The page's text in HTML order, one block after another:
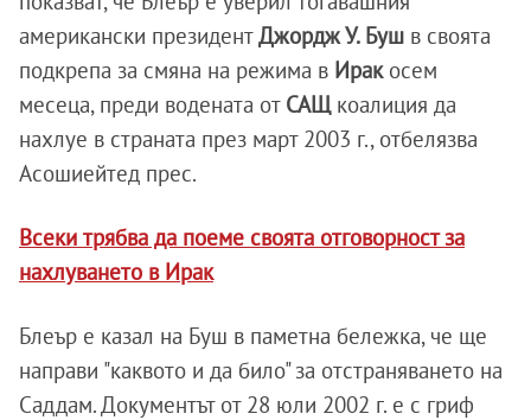
американски президентДжордж У. Буш в своята
подкрепа за смяна на режима в Иракосем
месеца, преди водената от САЩ коалиция да
нахлуе в страната през март 2003 г., отбелязва
Асошиейтед прес.
Всеки трябва да поеме своята отговорност за
нахлуването в Ирак
Блеър е казал на Буш в паметна бележка, че ще
направи "каквото и да било" за отстраняването на
Саддам. Документът от 28 юли 2002 г. е с гриф